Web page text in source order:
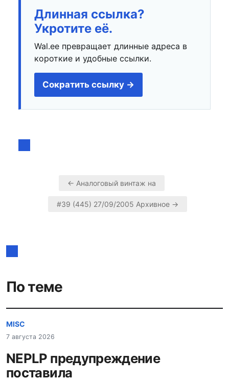
Длинная ссылка?
Укротите её.
Wal.ee превращает длинные адреса в
короткие и удобные ссылки.
Сократить ссылку →
Навигация
← Аналоговый винтаж на
#39 (445) 27/09/2005 Архивное →
По теме
MISC
7 августа 2026
NEPLP предупреждение
поставила